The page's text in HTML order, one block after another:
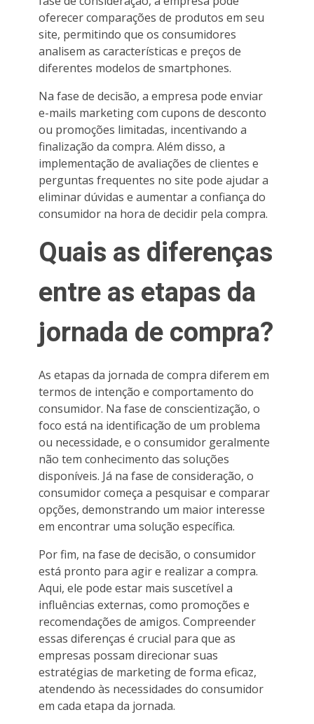
oferecer comparações de produtos em seu
site, permitindo que os consumidores
analisem as características e preços de
diferentes modelos de smartphones.
Na fase de decisão, a empresa pode enviar
e-mails marketing com cupons de desconto
ou promoções limitadas, incentivando a
finalização da compra. Além disso, a
implementação de avaliações de clientes e
perguntas frequentes no site pode ajudar a
eliminar dúvidas e aumentar a confiança do
consumidor na hora de decidir pela compra.
Quais as diferenças
entre as etapas da
jornada de compra?
As etapas da jornada de compra diferem em
termos de intenção e comportamento do
consumidor. Na fase de conscientização, o
foco está na identificação de um problema
ou necessidade, e o consumidor geralmente
não tem conhecimento das soluções
disponíveis. Já na fase de consideração, o
consumidor começa a pesquisar e comparar
opções, demonstrando um maior interesse
em encontrar uma solução específica.
Por fim, na fase de decisão, o consumidor
está pronto para agir e realizar a compra.
Aqui, ele pode estar mais suscetível a
influências externas, como promoções e
recomendações de amigos. Compreender
essas diferenças é crucial para que as
empresas possam direcionar suas
estratégias de marketing de forma eficaz,
atendendo às necessidades do consumidor
em cada etapa da jornada.